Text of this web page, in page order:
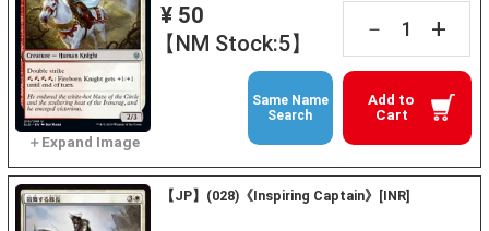
¥ 50
【NM Stock:5】
－ +
Add to
Cart
Same Name
Search
【JP】(028)《Inspiring Captain》[INR]